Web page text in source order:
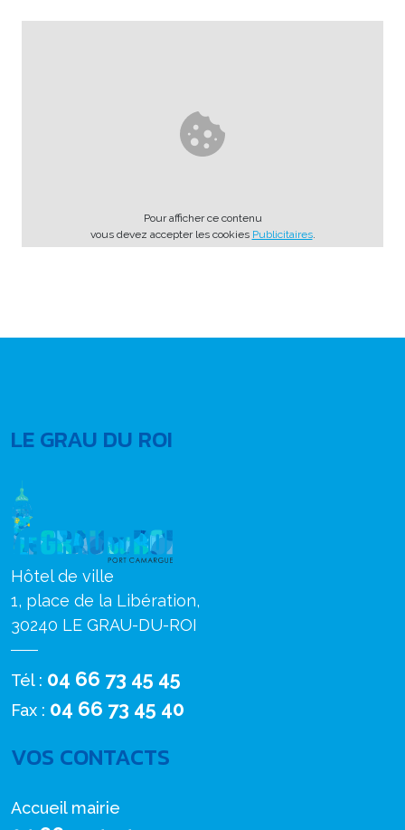
Pour afficher ce contenu
vous devez accepter les cookies Publicitaires.
LE GRAU DU ROI
Hôtel de ville
1, place de la Libération,
30240 LE GRAU-DU-ROI
Tél : 04 66 73 45 45
Fax : 04 66 73 45 40
VOS CONTACTS
Accueil mairie